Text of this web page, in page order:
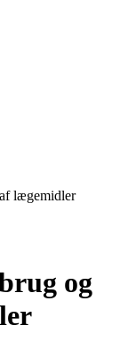
lægemidler
og